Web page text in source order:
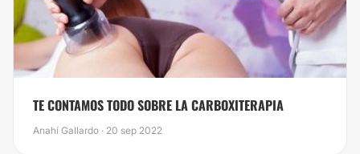
TE CONTAMOS TODO SOBRE LA CARBOXITERAPIA
Anahí Gallardo · 20 sep 2022